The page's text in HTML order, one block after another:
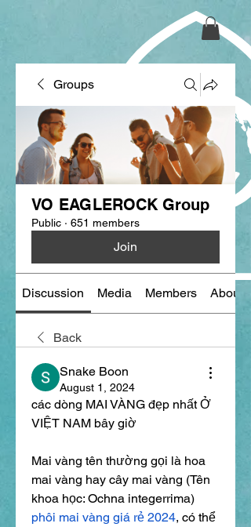
Groups
VO EAGLEROCK Group
Public · 651 members
Join
Discussion Media Members About
Back
Snake Boon
August 1, 2024
các dòng MAI VÀNG đẹp nhất Ở
VIỆT NAM bây giờ
Mai vàng tên thường gọi là hoa
mai vàng hay cây mai vàng (Tên
phôi mai vàng giá rẻ 2024, có thể